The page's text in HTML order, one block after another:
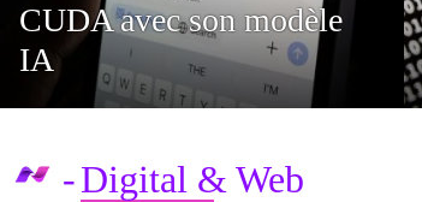
des communications en
ligne
Digital & Web